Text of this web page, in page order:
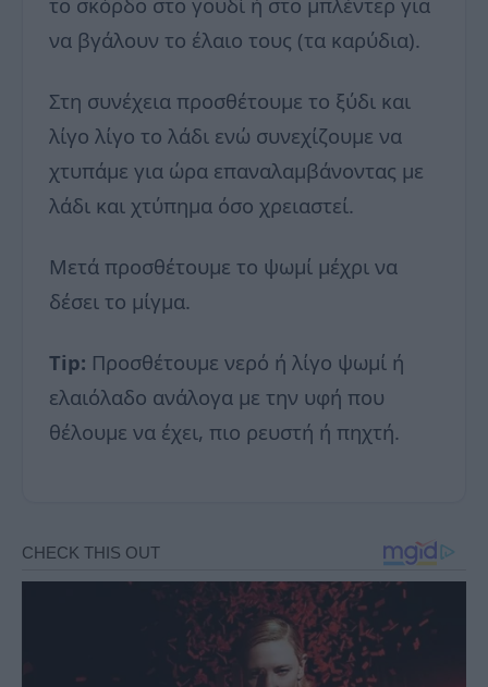
να βγάλουν το έλαιο τους (τα καρύδια).
Στη συνέχεια προσθέτουμε το ξύδι και
λίγο λίγο το λάδι ενώ συνεχίζουμε να
χτυπάμε για ώρα επαναλαμβάνοντας με
λάδι και χτύπημα όσο χρειαστεί.
Μετά προσθέτουμε το ψωμί μέχρι να
δέσει το μίγμα.
Tip: Προσθέτουμε νερό ή λίγο ψωμί ή
ελαιόλαδο ανάλογα με την υφή που
θέλουμε να έχει, πιο ρευστή ή πηχτή.